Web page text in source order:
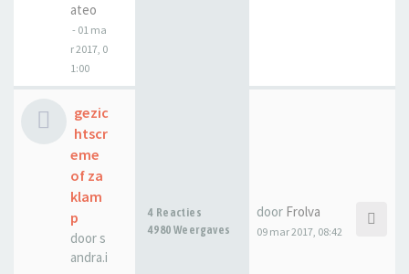
ateo
- 01 ma
r 2017, 0
1:00
gezic
htscr
eme
of za
klam
p
doors
andra.i
4 Reacties
4980 Weergaves
door Frolva
09 mar 2017, 08:42